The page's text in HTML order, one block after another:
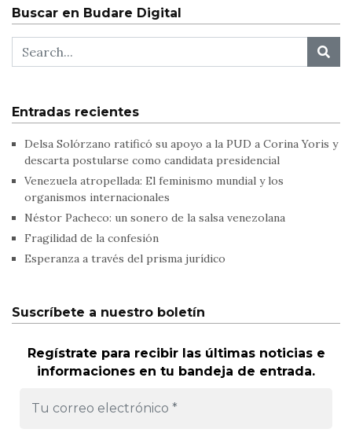
Buscar en Budare Digital
Entradas recientes
Delsa Solórzano ratificó su apoyo a la PUD a Corina Yoris y
descarta postularse como candidata presidencial
Venezuela atropellada: El feminismo mundial y los
organismos internacionales
Néstor Pacheco: un sonero de la salsa venezolana
Fragilidad de la confesión
Esperanza a través del prisma jurídico
Suscríbete a nuestro boletín
Regístrate para recibir las últimas noticias e
informaciones en tu bandeja de entrada.